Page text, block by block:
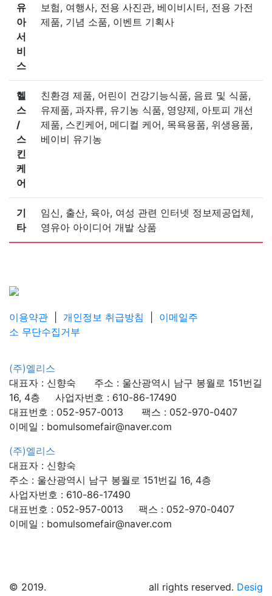
유
아
서
비
스
보험, 여행사, 전용 사진관, 베이비시터, 전용 가전
제품, 기념 소품, 이벤트 기획사
헬
스
/
스
킨
케
어
친환경 제품, 어린이 건강기능식품, 음료 및 식품,
유제품, 과자류, 유기농 식품, 영양제, 아토피 개선
제품, 스킨케어, 메디컬 케어, 목욕용품, 위생용품,
베이비 유기농
기
타
임신, 출산, 육아, 여성 관련 인터넷 정보제공업체,
영유아 아이디어 개발 상품
이용약관 개인정보 취급방침
이메일주
소 무단수집거부
(주)엘리스
대표자 : 신향숙 주소 : 울산광역시 남구 봉월로 151번길
16, 4층 사업자번호 : 610-86-17490
대표번호 : 052-957-0013 팩스 : 052-970-0407
이메일 : bomulsomefair@naver.com
(주)엘리스
대표자 : 신향숙
주소 : 울산광역시 남구 봉월로 151번길 16, 4층
사업자번호 : 610-86-17490
대표번호 : 052-957-0013 팩스 : 052-970-0407
이메일 : bomulsomefair@naver.com
© 2019. all rights reserved. Desig